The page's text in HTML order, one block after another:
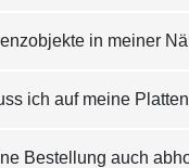
in meiner
ich auf meine
Bestellung auch